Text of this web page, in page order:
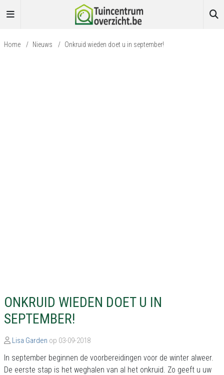
Home / Nieuws / Onkruid wieden doet u in september!
ONKRUID WIEDEN DOET U IN
SEPTEMBER!
Lisa Garden op 03-09-2018
In september beginnen de voorbereidingen voor de winter alweer.
De eerste stap is het weghalen van al het onkruid. Zo geeft u uw